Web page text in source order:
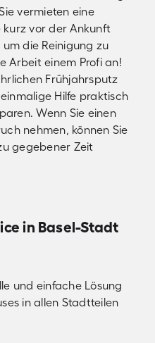
vermieten eine
kurz vor der Ankunft
die Reinigung zu
Arbeit einem Profi an!
Frühjahrsputz
Hilfe praktisch
Wenn Sie einen
nehmen, können Sie
gegebener Zeit
in Basel-Stadt
und einfache Lösung
in allen Stadtteilen